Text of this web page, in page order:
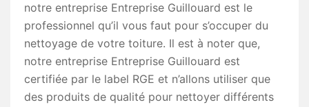
notre entreprise Entreprise Guillouard est le
professionnel qu’il vous faut pour s’occuper du
nettoyage de votre toiture. Il est à noter que,
notre entreprise Entreprise Guillouard est
certifiée par le label RGE et n’allons utiliser que
des produits de qualité pour nettoyer différents